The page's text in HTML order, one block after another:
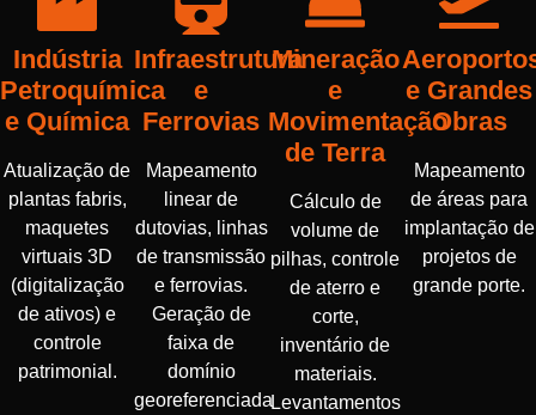
Indústria
Petroquímica
e Química
Atualização de
plantas fabris,
maquetes
virtuais 3D
(digitalização
de ativos) e
controle
patrimonial.
Infraestrutura
e
Ferrovias
Mapeamento
linear de
dutovias, linhas
de transmissão
e ferrovias.
Geração de
faixa de
domínio
georeferenciada
Mineração
e
Movimentação
de Terra
Cálculo de
volume de
pilhas, controle
de aterro e
corte,
inventário de
materiais.
Levantamentos
e Grandes
Obras
Mapeamento
de áreas para
implantação de
projetos de
grande porte.